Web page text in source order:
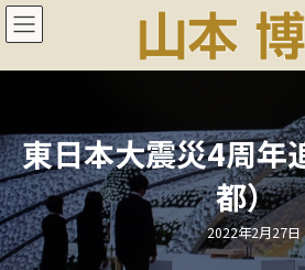
コ
ン
ン
ス
キ
ッ
プ
ナ
ビ
ー
ン
に
移
動
東日本大震災4周年
都）
最
終
更
2022年2月27日